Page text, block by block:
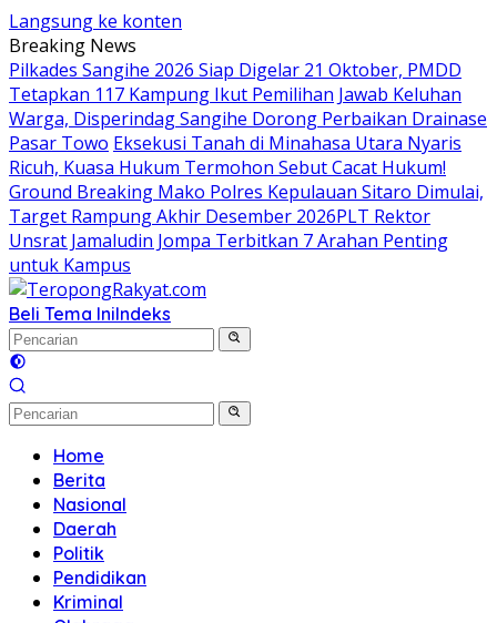
Langsung ke konten
Breaking News
Pilkades Sangihe 2026 Siap Digelar 21 Oktober, PMDD
Tetapkan 117 Kampung Ikut Pemilihan Jawab Keluhan
Warga, Disperindag Sangihe Dorong Perbaikan Drainase
Pasar Towo Eksekusi Tanah di Minahasa Utara Nyaris
Ricuh, Kuasa Hukum Termohon Sebut Cacat Hukum!
Ground Breaking Mako Polres Kepulauan Sitaro Dimulai,
Target Rampung Akhir Desember 2026​PLT Rektor
Unsrat Jamaludin Jompa Terbitkan 7 Arahan Penting
untuk Kampus
Beli Tema IniIndeks
Home
Berita
Nasional
Daerah
Politik
Pendidikan
Kriminal